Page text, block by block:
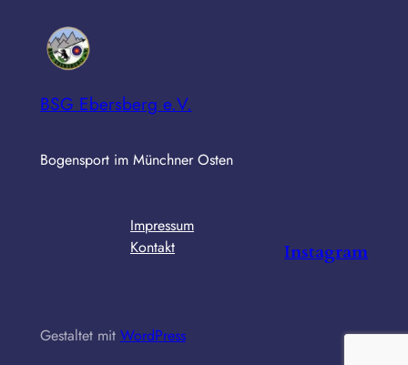
BSG Ebersberg e.V.
Bogensport im Münchner Osten
Impressum
Kontakt
Instagram
Gestaltet mit WordPress